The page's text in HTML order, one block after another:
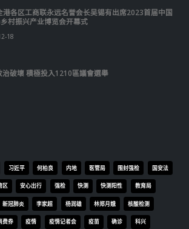
港各区工商联永远名誉会长吴锡有出席2023首届中国
村振兴产业博览会开幕式
18
破壞 積極投入1210區議會選舉
习近平 何柏良 内地 医管局 围封强检 国安法
区 安心出行 强检 快测 快测阳性 教育局
新冠肺炎 李家超 杨润雄 林郑月娥 核酸检测
费券 疫情 疫情记者会 疫苗 确诊 科兴